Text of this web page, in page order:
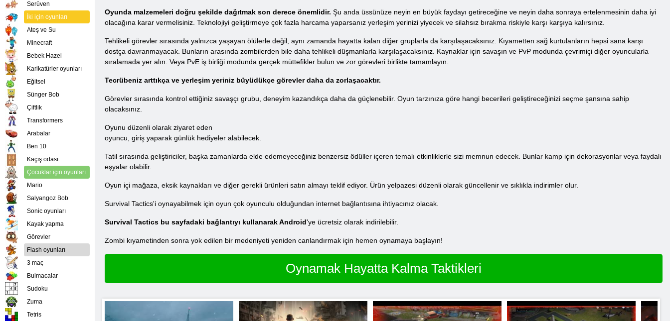
Oyunda malzemeleri doğru şekilde dağıtmak son derece önemlidir. Şu anda üssünüze neyin en büyük faydayı getireceğine ve neyin daha sonraya ertelenmesinin daha iyi
olacağına karar vermelisiniz. Teknolojiyi geliştirmeye çok fazla harcama yaparsanız yerleşim yerinizi yiyecek ve silahsız bırakma riskiyle karşı karşıya kalırsınız.
Tehlikeli görevler sırasında yalnızca yaşayan ölülerle değil, aynı zamanda hayatta kalan diğer gruplarla da karşılaşacaksınız. Kıyametten sağ kurtulanların hepsi sana karşı
dostça davranmayacak. Bunların arasında zombilerden bile daha tehlikeli düşmanlarla karşılaşacaksınız. Kaynaklar için savaşın ve PvP modunda çevrimiçi diğer oyuncularla
sıralamada yer alın. Veya PvE iş birliği modunda gerçek müttefikler bulun ve zor görevleri birlikte tamamlayın.
Tecrübeniz arttıkça ve yerleşim yeriniz büyüdükçe görevler daha da zorlaşacaktır.
Görevler sırasında kontrol ettiğiniz savaşçı grubu, deneyim kazandıkça daha da güçlenebilir. Oyun tarzınıza göre hangi becerileri geliştireceğinizi seçme şansına sahip
olacaksınız.
Oyunu düzenli olarak ziyaret eden
oyuncu, giriş yaparak günlük hediyeler alabilecek.
Tatil sırasında geliştiriciler, başka zamanlarda elde edemeyeceğiniz benzersiz ödüller içeren temalı etkinliklerle sizi memnun edecek. Bunlar kamp için dekorasyonlar veya faydalı
eşyalar olabilir.
Oyun içi mağaza, eksik kaynakları ve diğer gerekli ürünleri satın almayı teklif ediyor. Ürün yelpazesi düzenli olarak güncellenir ve sıklıkla indirimler olur.
Survival Tactics'i oynayabilmek için oyun çok oyunculu olduğundan internet bağlantısına ihtiyacınız olacak.
Survival Tactics bu sayfadaki bağlantıyı kullanarak Android'ye ücretsiz olarak indirilebilir.
Zombi kıyametinden sonra yok edilen bir medeniyeti yeniden canlandırmak için hemen oynamaya başlayın!
Oynamak Hayatta Kalma Taktikleri
Serüven
İki için oyunları
Ateş ve Su
Minecraft
Bebek Hazel
Karikatürler oyunları
Eğitsel
Sünger Bob
Çiftlik
Transformers
Arabalar
Ben 10
Kaçış odası
Çocuklar için oyunları
Mario
Salyangoz Bob
Sonic oyunları
Kayak yapma
Görevler
Flash oyunları
3 maç
Bulmacalar
Sudoku
Zuma
Tetris